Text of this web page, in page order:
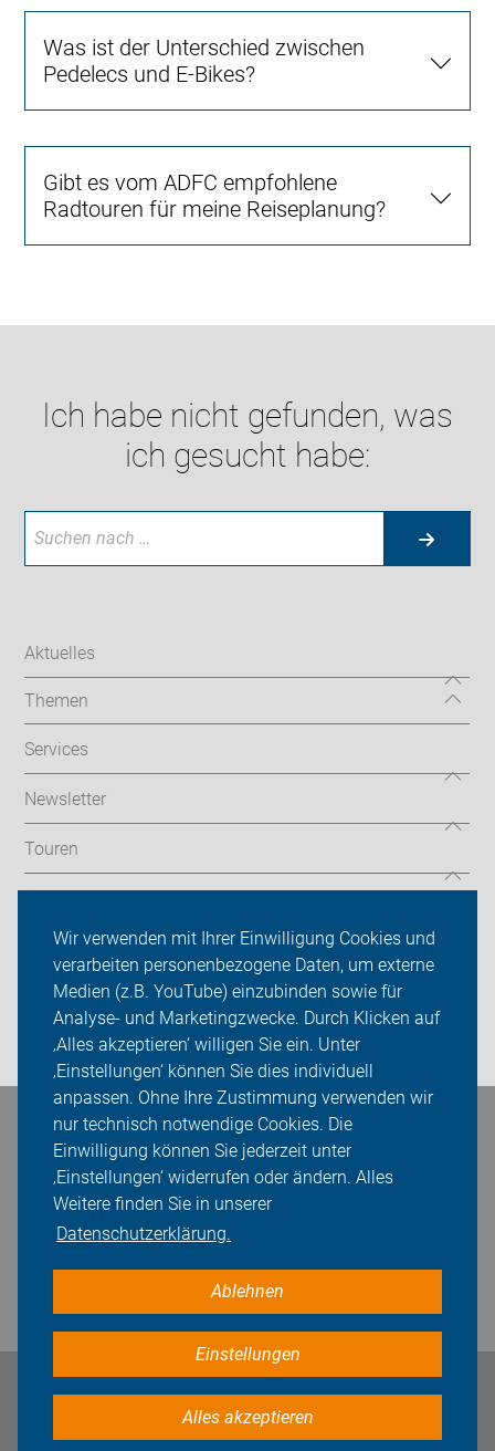
Wir verwenden mit Ihrer Einwilligung Cookies und
verarbeiten personenbezogene Daten, um externe
Medien (z.B. YouTube) einzubinden sowie für
Analyse- und Marketingzwecke. Durch Klicken auf
‚Alles akzeptieren‘ willigen Sie ein. Unter
‚Einstellungen‘ können Sie dies individuell
anpassen. Ohne Ihre Zustimmung verwenden wir
nur technisch notwendige Cookies. Die
Einwilligung können Sie jederzeit unter
‚Einstellungen‘ widerrufen oder ändern. Alles
Weitere finden Sie in unserer
Datenschutzerklärung.
Ablehnen
Einstellungen
Alles akzeptieren
Was ist der Unterschied zwischen
Pedelecs und E-Bikes?
Gibt es vom ADFC empfohlene
Radtouren für meine Reiseplanung?
Ich habe nicht gefunden, was
ich gesucht habe:
Aktuelles
Themen
Services
Newsletter
Touren
Sei dabei
Presse
Login
Bleiben Sie in Kontakt